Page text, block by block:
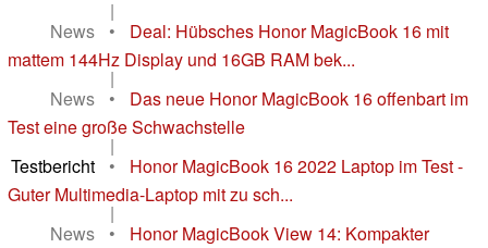
|
News
•
Deal: Hübsches Honor MagicBook 16 mit
mattem 144Hz Display und 16GB RAM bek...
|
News
•
Das neue Honor MagicBook 16 offenbart im
Test eine große Schwachstelle
|
Testbericht
•
Honor MagicBook 16 2022 Laptop im Test -
Guter Multimedia-Laptop mit zu sch...
|
News
•
Honor MagicBook View 14: Kompakter